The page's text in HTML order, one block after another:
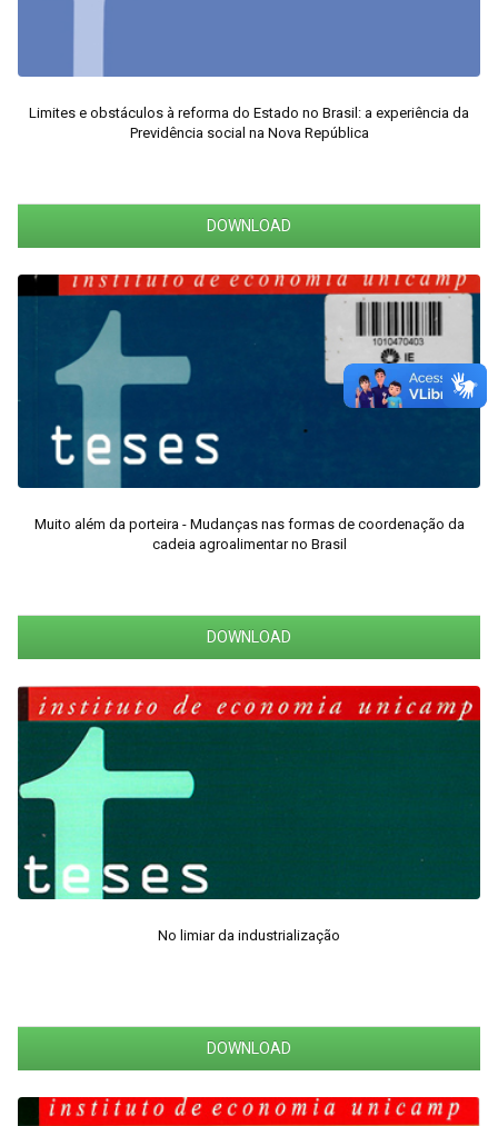
Limites e obstáculos à reforma do Estado no Brasil: a experiência da
Previdência social na Nova República
DOWNLOAD
Muito além da porteira - Mudanças nas formas de coordenação da
cadeia agroalimentar no Brasil
DOWNLOAD
No limiar da industrialização
DOWNLOAD